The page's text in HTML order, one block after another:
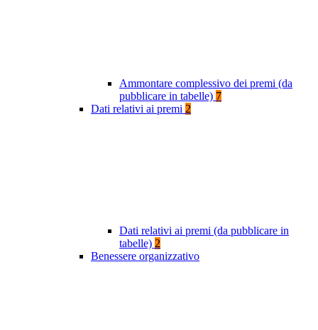
Ammontare complessivo dei premi (da
pubblicare in tabelle) 7
Dati relativi ai premi 2
Dati relativi ai premi (da pubblicare in
tabelle) 2
Benessere organizzativo